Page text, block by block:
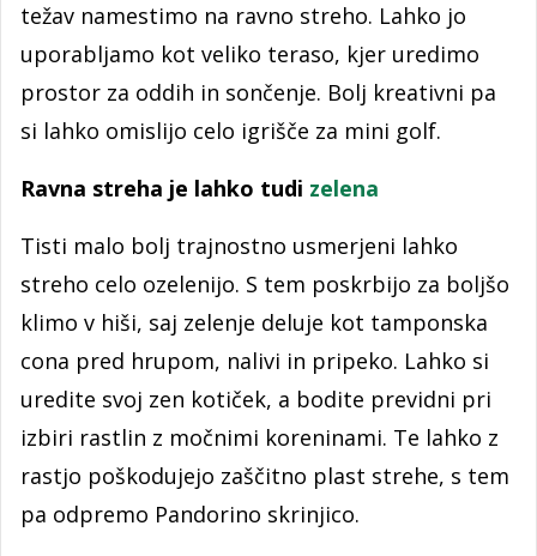
težav namestimo na ravno streho. Lahko jo
uporabljamo kot veliko teraso, kjer uredimo
prostor za oddih in sončenje. Bolj kreativni pa
si lahko omislijo celo igrišče za mini golf.
Ravna streha je lahko tudi zelena
Tisti malo bolj trajnostno usmerjeni lahko
streho celo ozelenijo. S tem poskrbijo za boljšo
klimo v hiši, saj zelenje deluje kot tamponska
cona pred hrupom, nalivi in pripeko. Lahko si
uredite svoj zen kotiček, a bodite previdni pri
izbiri rastlin z močnimi koreninami. Te lahko z
rastjo poškodujejo zaščitno plast strehe, s tem
pa odpremo Pandorino skrinjico.